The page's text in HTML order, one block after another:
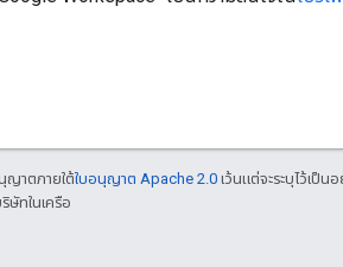
ญาตภายใต้ใบอนุญาต Apache 2.0 เว้นแต่จะระบุไว้เป็น
ษัทในเครือ